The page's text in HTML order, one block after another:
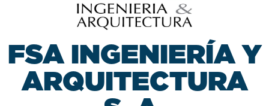
FSA INGENIERÍA Y
ARQUITECTURA